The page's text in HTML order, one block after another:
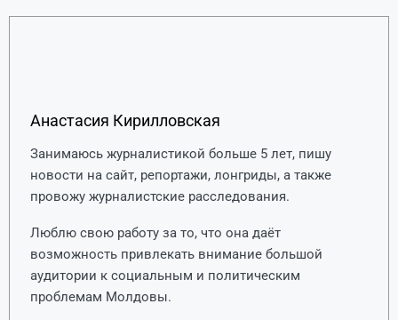
Анастасия Кирилловская
Занимаюсь журналистикой больше 5 лет, пишу
новости на сайт, репортажи, лонгриды, а также
провожу журналистские расследования.
Люблю свою работу за то, что она даёт
возможность привлекать внимание большой
аудитории к социальным и политическим
проблемам Молдовы.